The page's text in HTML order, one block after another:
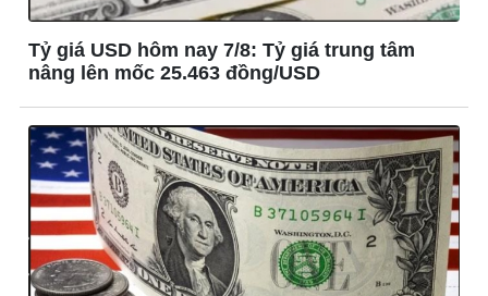
Kinh tế
Bất động sản
Khởi nghiệp
Thị trường
Giá vàng
Tiêu dùng
Tỷ giá
Chứng khoán
Giá cà phê
Tỷ giá USD hôm nay 7/8: Tỷ giá trung tâm
nâng lên mốc 25.463 đồng/USD